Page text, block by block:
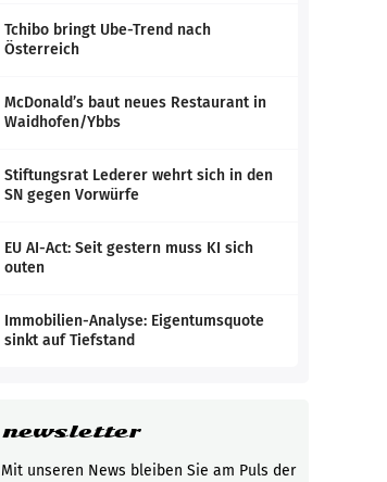
Tchibo bringt Ube-Trend nach
Österreich
McDonald’s baut neues Restaurant in
Waidhofen/Ybbs
Stiftungsrat Lederer wehrt sich in den
SN gegen Vorwürfe
EU AI-Act: Seit gestern muss KI sich
outen
Immobilien-Analyse: Eigentumsquote
sinkt auf Tiefstand
newsletter
Mit unseren News bleiben Sie am Puls der